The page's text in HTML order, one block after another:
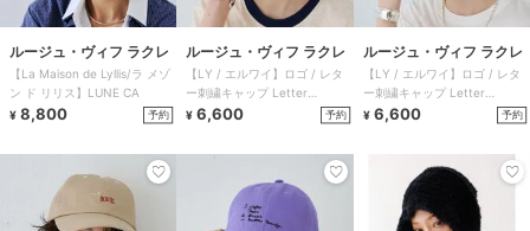
ルージュ・ヴィフ ラクレ
【La Maison de Lyllis/ラ メゾ
ン ド リリス】LUNE CA
¥ 8,800 予約
ルージュ・ヴィフ ラクレ
【LY / エルワイ】ロゴ / レタ
ー刺繍キャップ Letter
cap【予約】
¥ 6,600 予約
ルージュ・ヴィフ ラクレ
【LY / エルワイ】ロゴ / レタ
ー刺繍キャップ Letter
cap【予約】
¥ 6,600 予約